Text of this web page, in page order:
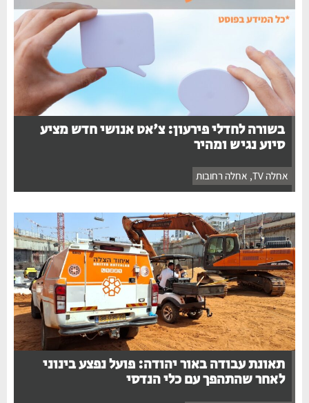
בשורה לחדלי פירעון: צ'אט אנושי חדש מציע
סיוע נגיש ומהיר
אחלה TV ,אחלה רחובות
תאונת עבודה באור יהודה: פועל נפצע בינוני
לאחר שהתהפך עם כלי הנדסי